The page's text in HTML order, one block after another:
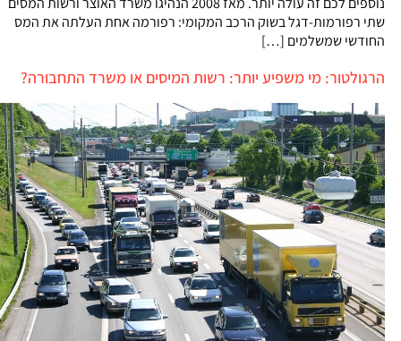
שתי רפורמות-דגל בשוק הרכב המקומי: רפורמה אחת העלתה את המס
החודשי שמשלמים […]
הרגולטור: מי משפיע יותר: רשות המיסים או משרד התחבורה?